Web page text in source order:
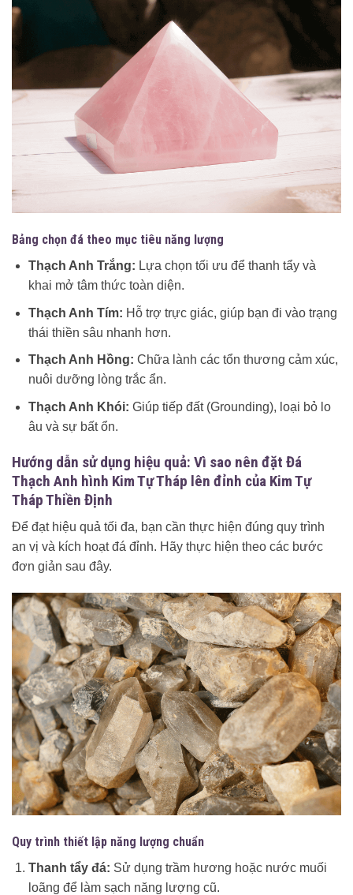
Bảng chọn đá theo mục tiêu năng lượng
Thạch Anh Trắng: Lựa chọn tối ưu để thanh tẩy và
khai mở tâm thức toàn diện.
Thạch Anh Tím: Hỗ trợ trực giác, giúp bạn đi vào trạng
thái thiền sâu nhanh hơn.
Thạch Anh Hồng: Chữa lành các tổn thương cảm xúc,
nuôi dưỡng lòng trắc ẩn.
Thạch Anh Khói: Giúp tiếp đất (Grounding), loại bỏ lo
âu và sự bất ổn.
Hướng dẫn sử dụng hiệu quả: Vì sao nên đặt Đá
Thạch Anh hình Kim Tự Tháp lên đỉnh của Kim Tự
Tháp Thiền Định
Để đạt hiệu quả tối đa, bạn cần thực hiện đúng quy trình
an vị và kích hoạt đá đỉnh. Hãy thực hiện theo các bước
đơn giản sau đây.
Quy trình thiết lập năng lượng chuẩn
Thanh tẩy đá: Sử dụng trầm hương hoặc nước muối
loãng để làm sạch năng lượng cũ.